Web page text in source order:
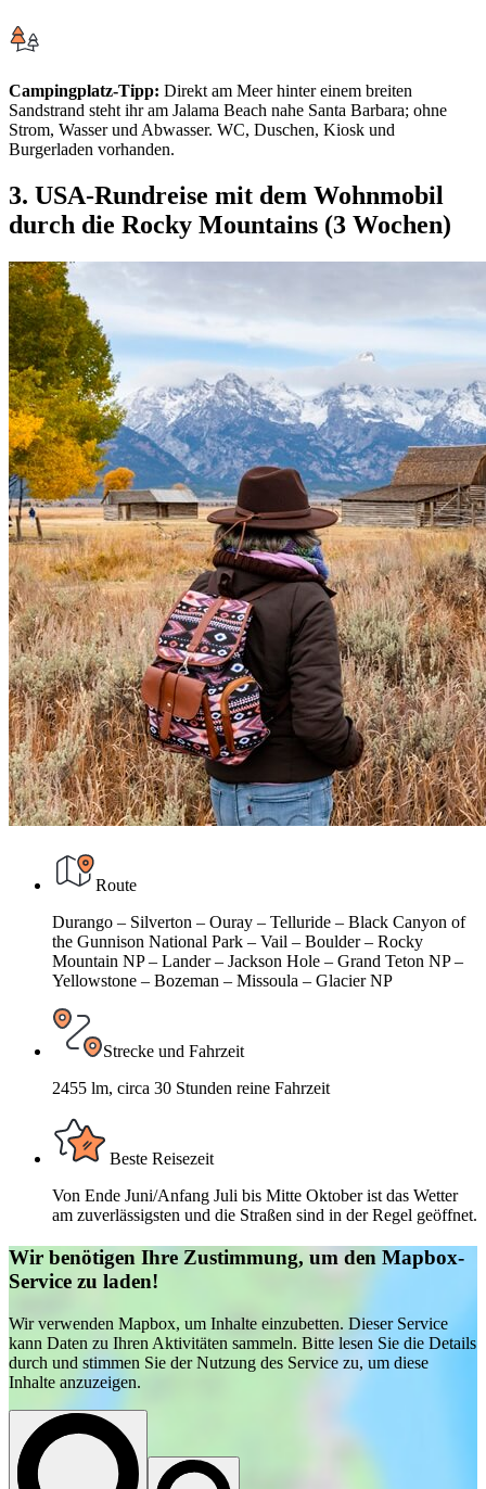
Campingplatz-Tipp: Direkt am Meer hinter einem breiten
Sandstrand steht ihr am Jalama Beach nahe Santa Barbara; ohne
Strom, Wasser und Abwasser. WC, Duschen, Kiosk und
Burgerladen vorhanden.
3. USA-Rundreise mit dem Wohnmobil
durch die Rocky Mountains (3 Wochen)
Route
Durango – Silverton – Ouray – Telluride – Black Canyon of
the Gunnison National Park – Vail – Boulder – Rocky
Mountain NP – Lander – Jackson Hole – Grand Teton NP –
Yellowstone – Bozeman – Missoula – Glacier NP
Strecke und Fahrzeit
2455 lm, circa 30 Stunden reine Fahrzeit
Beste Reisezeit
Von Ende Juni/Anfang Juli bis Mitte Oktober ist das Wetter
am zuverlässigsten und die Straßen sind in der Regel geöffnet.
Wir benötigen Ihre Zustimmung, um den Mapbox-
Service zu laden!
Wir verwenden Mapbox, um Inhalte einzubetten. Dieser Service
kann Daten zu Ihren Aktivitäten sammeln. Bitte lesen Sie die Details
durch und stimmen Sie der Nutzung des Service zu, um diese
Inhalte anzuzeigen.